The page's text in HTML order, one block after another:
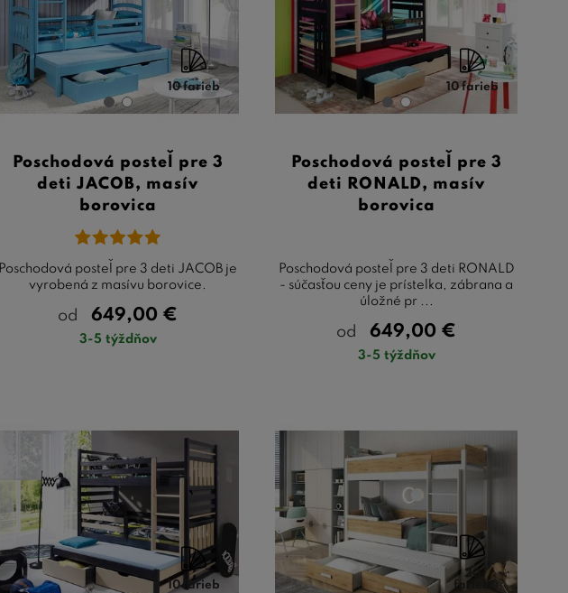
10 farieb
Poschodová posteľ pre 3
deti JACOB, masív
borovica
Poschodová posteľ pre 3 deti JACOB je
vyrobená z masívu borovice.
od 649,00 €
3-5 týždňov
10 farieb
Poschodová posteľ pre 3
deti RONALD, masív
borovica
Poschodová posteľ pre 3 deti RONALD
- súčasťou ceny je prístelka, zábrana a
úložné pr ...
od 649,00 €
3-5 týždňov
10 farieb
20
farieb